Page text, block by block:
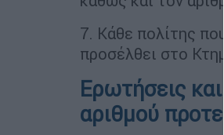
7. Κάθε πολίτης
προσέλθει στο
Ερωτήσεις
αριθμού